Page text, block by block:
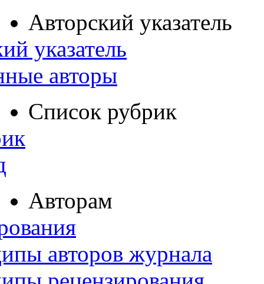
Авторский указатель
указатель
авторы
Список рубрик
Авторам
авторов журнала